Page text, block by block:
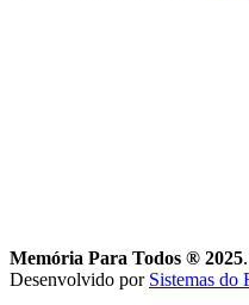
Memória Para Todos ® 2025
Desenvolvido por Sistemas do